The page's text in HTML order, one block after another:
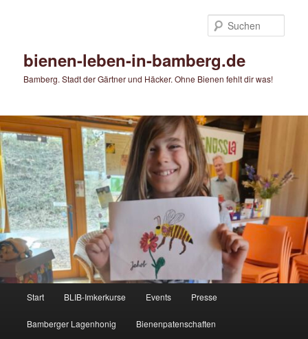
bienen-leben-in-bamberg.de
Bamberg. Stadt der Gärtner und Häcker. Ohne Bienen fehlt dir was!
Start BLIB-Imkerkurse Events Presse
Bamberger Lagenhonig Bienenpatenschaften